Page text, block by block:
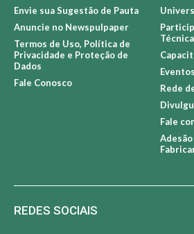
Envie sua Sugestão de Pauta
Anuncie no Newspulpaper
Termos de Uso, Política de
Privacidade e Proteção de
Dados
Fale Conosco
Eventos
Rede
Fale
Adesão
REDES SOCIAIS